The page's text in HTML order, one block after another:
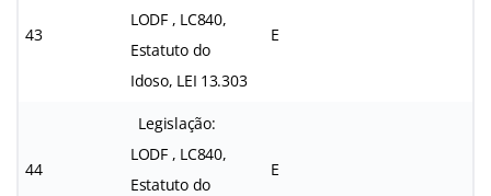
43
LODF , LC840,
Estatuto do
Idoso, LEI 13.303
E
44
Legislação:
LODF , LC840,
Estatuto do
E